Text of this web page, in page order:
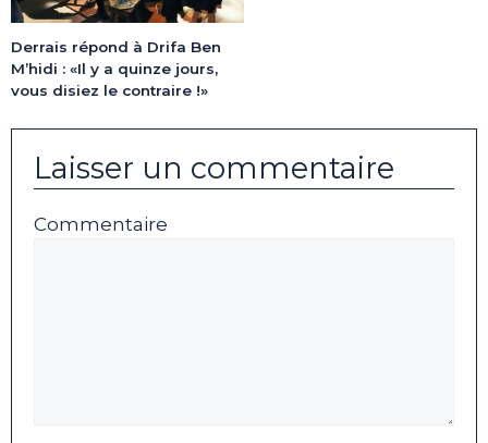
Derrais répond à Drifa Ben
M’hidi : «Il y a quinze jours,
vous disiez le contraire !»
Laisser un commentaire
Commentaire